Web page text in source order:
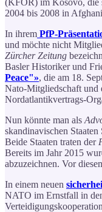
2004 bis 2008 in
In ihrem PfP-
und möchte nicht
Zürcher Zeitung
Basler Historiker und
Peace"», die am 18.
Nato-Mitgliedschaft und
Nordatlantikvertrags-
Nun könnte man als
skandinavischen
Beide Staaten traten der
Bereits im Jahr 2015
abzuzeichnen. Vor
In einem neuen
NATO im Ernstfall in